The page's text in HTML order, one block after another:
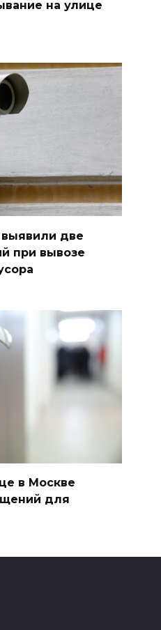
на улице
две
при вывозе
в Москве
для